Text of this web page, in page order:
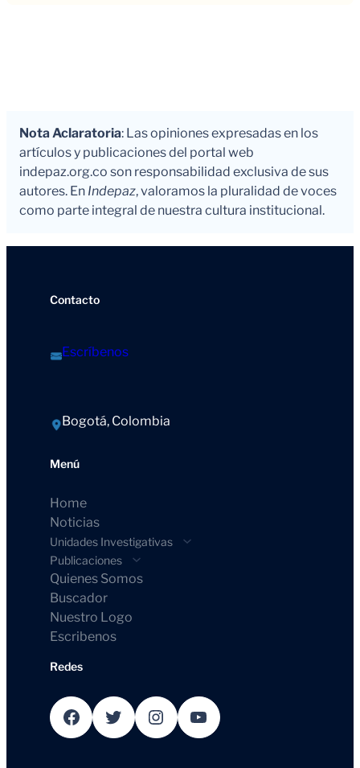
Nota Aclaratoria: Las opiniones expresadas en los
artículos y publicaciones del portal web
indepaz.org.co son responsabilidad exclusiva de sus
autores. En Indepaz, valoramos la pluralidad de voces
como parte integral de nuestra cultura institucional.
Contacto
Escríbenos
Bogotá, Colombia
Menú
Home
Noticias
Unidades Investigativas
Publicaciones
Quienes Somos
Buscador
Nuestro Logo
Escribenos
Redes
Facebook Twitter Instagram YouTube